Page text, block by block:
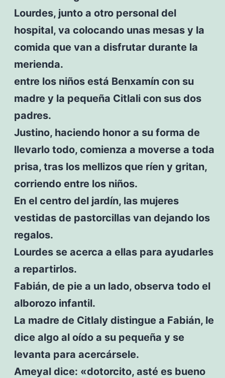
Lourdes, junto a otro personal del
hospital, va colocando unas mesas y la
comida que van a disfrutar durante la
merienda.
entre los niños está Benxamín con su
madre y la pequeña Citlali con sus dos
padres.
Justino, haciendo honor a su forma de
llevarlo todo, comienza a moverse a toda
prisa, tras los mellizos que ríen y gritan,
corriendo entre los niños.
En el centro del jardín, las mujeres
vestidas de pastorcillas van dejando los
regalos.
Lourdes se acerca a ellas para ayudarles
a repartirlos.
Fabián, de pie a un lado, observa todo el
alborozo infantil.
La madre de Citlaly distingue a Fabián, le
dice algo al oído a su pequeña y se
levanta para acercársele.
Ameyal dice: «dotorcito, asté es bueno